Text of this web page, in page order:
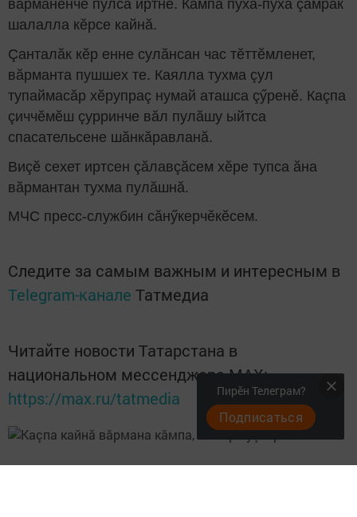
вăрманӗнче пулса иртнӗ. Кăмпа пуха-пуха çамрăк
шалалла кӗрсе кайнă.
Çанталăк кӗр енне сулăнсан час тӗттӗмленет,
вăрманта пушшех те. Каялла тухма çул
тупаймасăр хӗрупраç нумай аташса çӳренӗ. Каçпа
çиччӗмӗш çурринче вăл пулăшу ыйтса
спасательсене шăнкăравланă.
Виçӗ сехет иртсен çăлавçăсем хӗре тупса ăна
вăрмантан тухма пулăшнă.
МЧС пресс-службин сăнӳкерчӗкӗсем.
Следите за самым важным и интересным в
Telegram-канале Татмедиа
Читайте новости Татарстана в
национальном мессенджере MАХ:
https://max.ru/tatmedia
Пирӗн Телеграм?
Подписаться